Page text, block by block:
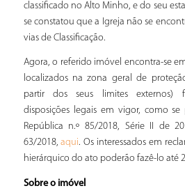
classificado no Alto Minho, e do seu
se constatou que a Igreja não se
vias de Classificação.
Agora, o referido imóvel encontra-se
localizados na zona geral de
partir dos seus limites externos)
disposições legais em vigor, como
República n.º 85/2018, Série II de
63/2018,aqui. Os interessados em
hierárquico do ato poderão fazê-lo até
Sobre o imóvel